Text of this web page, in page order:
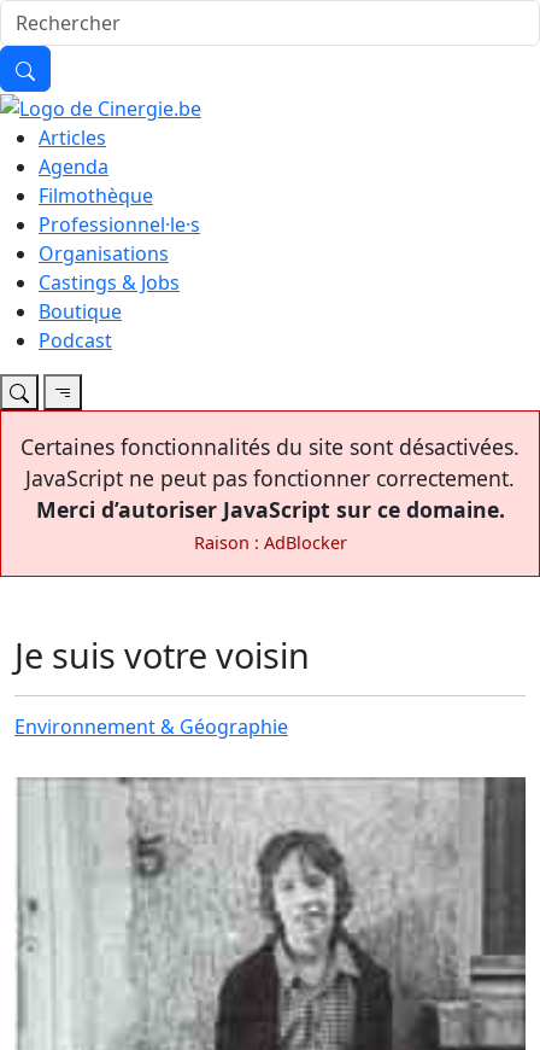
Articles
Agenda
Filmothèque
Professionnel·le·s
Organisations
Castings & Jobs
Boutique
Podcast
Certaines fonctionnalités du site sont désactivées.
JavaScript ne peut pas fonctionner correctement.
Merci d’autoriser JavaScript sur ce domaine.
Raison : AdBlocker
Je suis votre voisin
Environnement & Géographie